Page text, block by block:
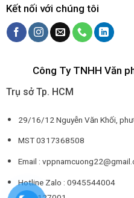
Kết nối với chúng tôi
Công Ty TNHH Văn
Trụ sở Tp. HCM
29/16/12 Nguyễn Văn Khối,
MST 0317368508
Email :
Hotline Zalo : 0945544004